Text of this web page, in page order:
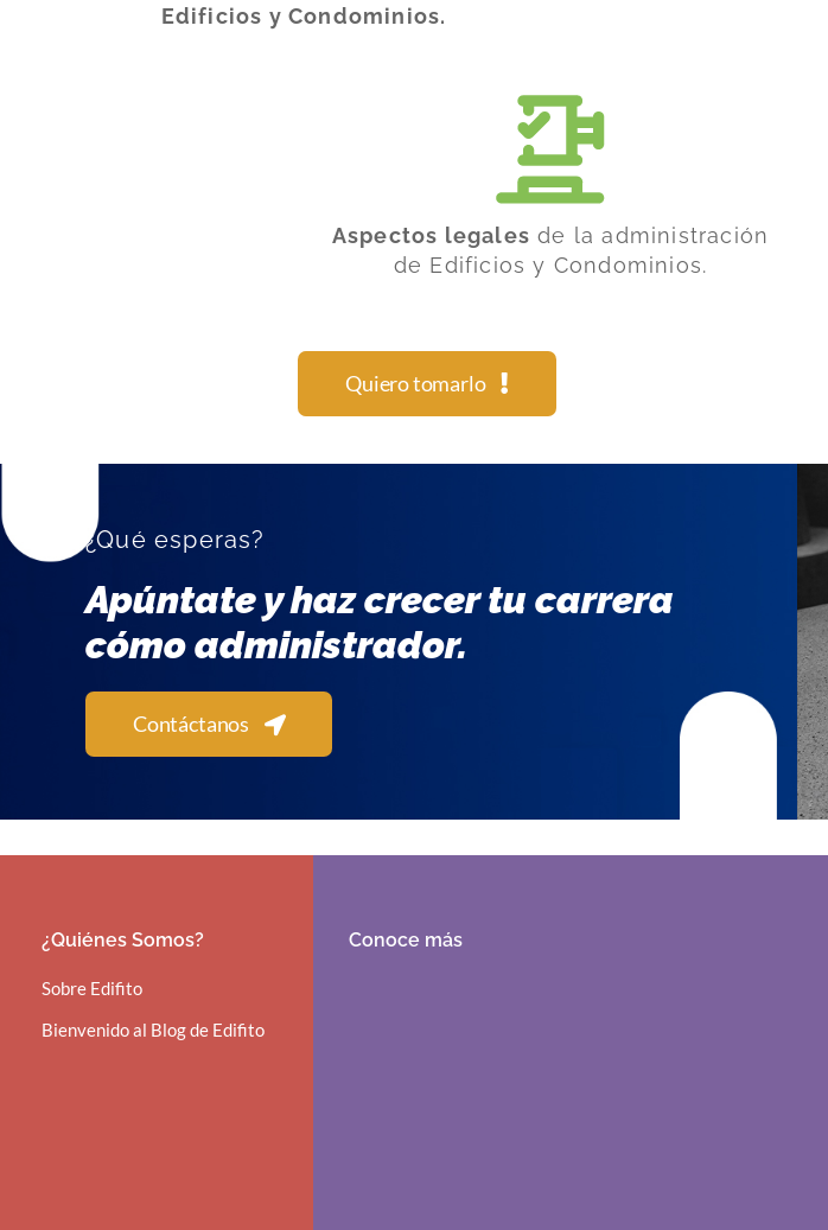
Edificios y Condominios.
Aspectos legales de la administración
de Edificios y Condominios.
Quiero tomarlo
¿Qué esperas?
Apúntate y haz crecer tu carrera
cómo administrador.
Contáctanos
¿Quiénes Somos?
Sobre Edifito
Bienvenido al Blog de Edifito
Conoce más